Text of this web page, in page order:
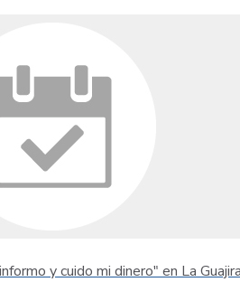
y cuido mi dinero" en La